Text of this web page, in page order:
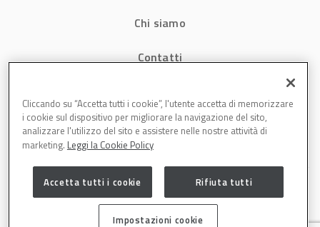
Chi siamo
Contatti
Cookies
Cliccando su “Accetta tutti i cookie”, l'utente accetta di memorizzare
i cookie sul dispositivo per migliorare la navigazione del sito,
analizzare l'utilizzo del sito e assistere nelle nostre attività di
marketing. Leggi la Cookie Policy
Accetta tutti i cookie Rifiuta tutti
Impostazioni cookie